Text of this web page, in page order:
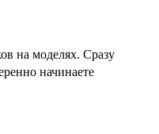
на моделях. Сразу
начинаете